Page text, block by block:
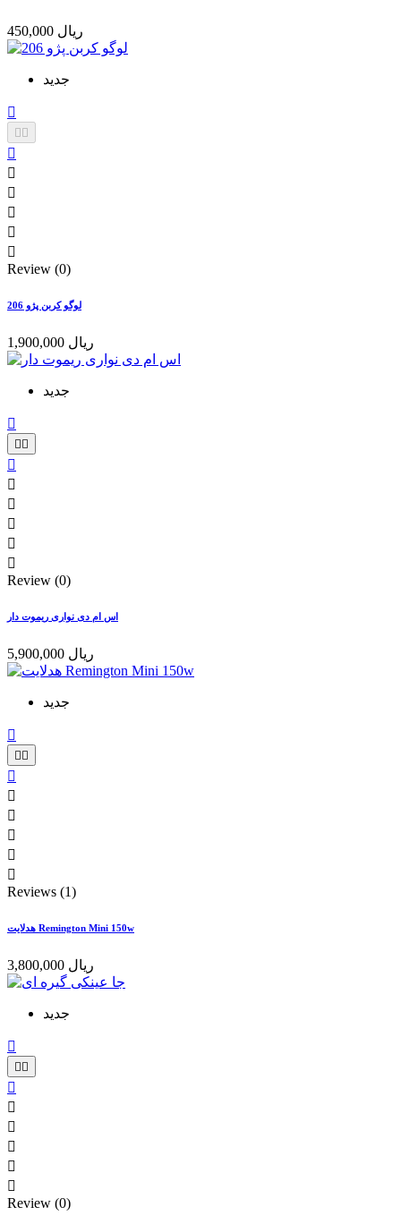
450,000 ریال
جدید

 






Review (0)
لوگو کربن پژو 206
1,900,000 ریال
جدید








Review (0)
اس ام دی نواری ریموت دار
5,900,000 ریال
جدید








Reviews (1)
هدلایت Remington Mini 150w
3,800,000 ریال
جدید








Review (0)